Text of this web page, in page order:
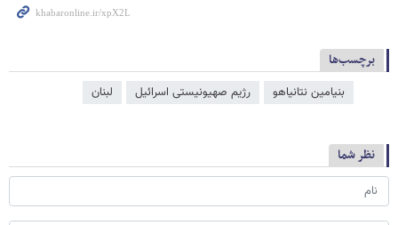
برچسب‌ها
بنیامین نتانیاهو رژیم صهیونیستی اسرائیل لبنان
نظر شما